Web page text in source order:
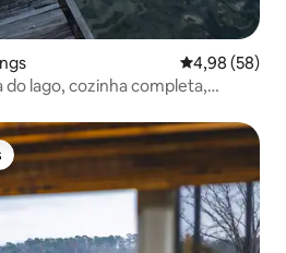
4,98 de uma
4,98 (58)
do lago, cozinha completa,